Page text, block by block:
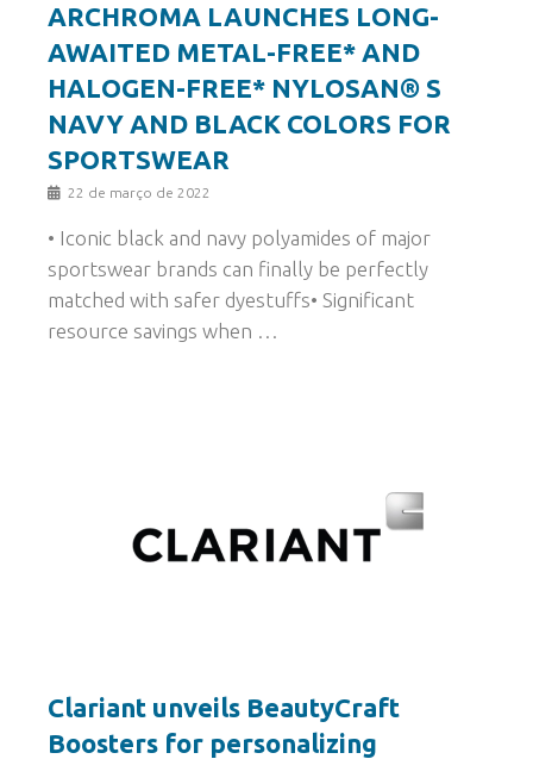
ARCHROMA LAUNCHES LONG-
AWAITED METAL-FREE* AND
HALOGEN-FREE* NYLOSAN® S
NAVY AND BLACK COLORS FOR
SPORTSWEAR
22 de março de 2022
• Iconic black and navy polyamides of major
sportswear brands can finally be perfectly
matched with safer dyestuffs• Significant
resource savings when …
Clariant unveils BeautyCraft
Boosters for personalizing